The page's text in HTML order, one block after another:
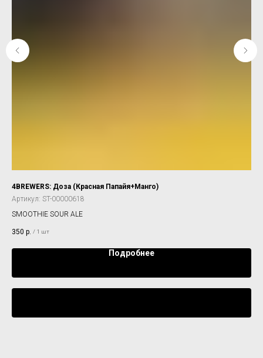
4BREWERS: Доза (Красная Папайя+Манго)
Артикул: ST-00000618
SMOOTHIE SOUR ALE
350 р. / 1 шт
Подробнее